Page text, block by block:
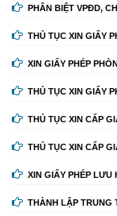
PHÂN BIỆT VPĐD,
THỦ TỤC XIN GIẤY
XIN GIẤY PHÉP
THỦ TỤC XIN GIẤY
THỦ TỤC XIN CẤP
THỦ TỤC XIN CẤP
XIN GIẤY PHÉP LƯU
THÀNH LẬP TRUNG